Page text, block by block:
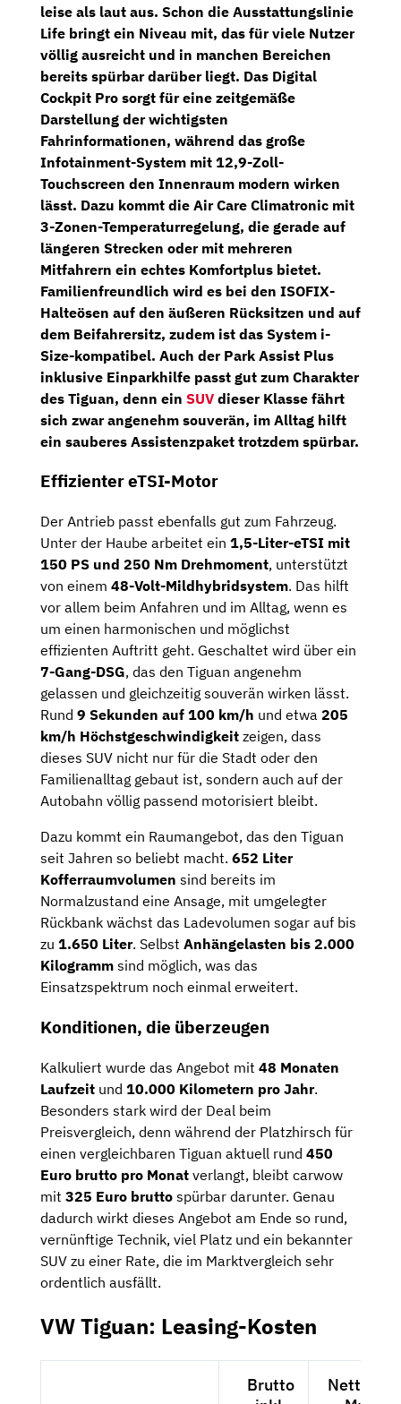
leise als laut aus. Schon die Ausstattungslinie
Life bringt ein Niveau mit, das für viele Nutzer
völlig ausreicht und in manchen Bereichen
bereits spürbar darüber liegt. Das Digital
Cockpit Pro sorgt für eine zeitgemäße
Darstellung der wichtigsten
Fahrinformationen, während das große
Infotainment-System mit 12,9-Zoll-
Touchscreen den Innenraum modern wirken
lässt. Dazu kommt die Air Care Climatronic mit
3-Zonen-Temperaturregelung, die gerade auf
längeren Strecken oder mit mehreren
Mitfahrern ein echtes Komfortplus bietet.
Familienfreundlich wird es bei den ISOFIX-
Halteösen auf den äußeren Rücksitzen und auf
dem Beifahrersitz, zudem ist das System i-
Size-kompatibel. Auch der Park Assist Plus
inklusive Einparkhilfe passt gut zum Charakter
des Tiguan, denn ein SUV dieser Klasse fährt
sich zwar angenehm souverän, im Alltag hilft
ein sauberes Assistenzpaket trotzdem spürbar.
Effizienter eTSI-Motor
Der Antrieb passt ebenfalls gut zum Fahrzeug.
Unter der Haube arbeitet ein 1,5-Liter-eTSI mit
150 PS und 250 Nm Drehmoment, unterstützt
von einem 48-Volt-Mildhybridsystem. Das hilft
vor allem beim Anfahren und im Alltag, wenn es
um einen harmonischen und möglichst
effizienten Auftritt geht. Geschaltet wird über ein
7-Gang-DSG, das den Tiguan angenehm
gelassen und gleichzeitig souverän wirken lässt.
Rund 9 Sekunden auf 100 km/h und etwa 205
km/h Höchstgeschwindigkeit zeigen, dass
dieses SUV nicht nur für die Stadt oder den
Familienalltag gebaut ist, sondern auch auf der
Autobahn völlig passend motorisiert bleibt.
Dazu kommt ein Raumangebot, das den Tiguan
seit Jahren so beliebt macht. 652 Liter
Kofferraumvolumen sind bereits im
Normalzustand eine Ansage, mit umgelegter
Rückbank wächst das Ladevolumen sogar auf bis
zu 1.650 Liter. Selbst Anhängelasten bis 2.000
Kilogramm sind möglich, was das
Einsatzspektrum noch einmal erweitert.
Konditionen, die überzeugen
Kalkuliert wurde das Angebot mit 48 Monaten
Laufzeit und 10.000 Kilometern pro Jahr.
Besonders stark wird der Deal beim
Preisvergleich, denn während der Platzhirsch für
einen vergleichbaren Tiguan aktuell rund 450
Euro brutto pro Monat verlangt, bleibt carwow
mit 325 Euro brutto spürbar darunter. Genau
dadurch wirkt dieses Angebot am Ende so rund,
vernünftige Technik, viel Platz und ein bekannter
SUV zu einer Rate, die im Marktvergleich sehr
ordentlich ausfällt.
VW Tiguan: Leasing-Kosten
Brutto
Netto